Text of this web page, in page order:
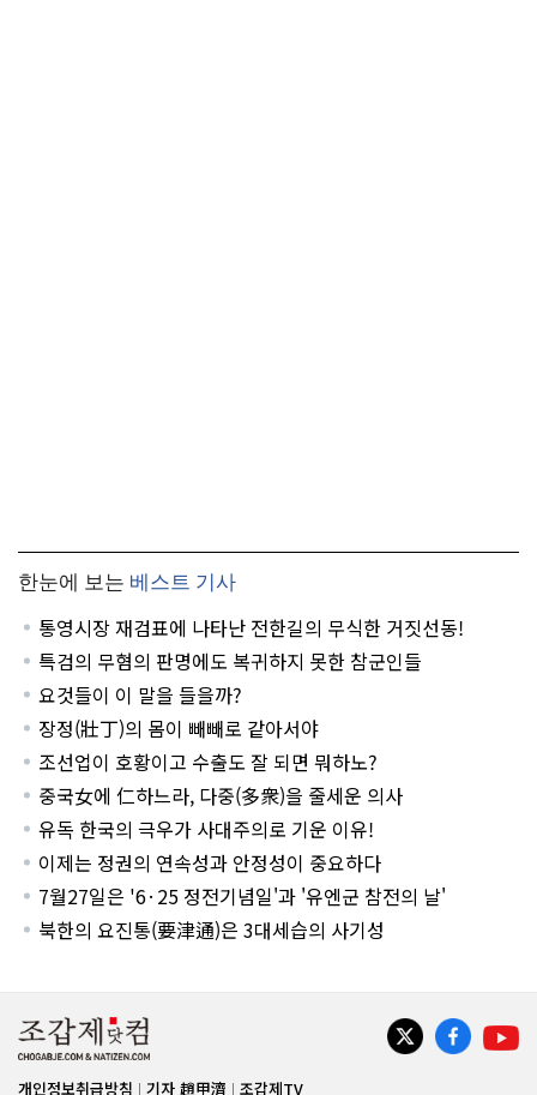
한눈에 보는 베스트 기사
통영시장 재검표에 나타난 전한길의 무식한 거짓선동!
특검의 무혐의 판명에도 복귀하지 못한 참군인들
요것들이 이 말을 들을까?
장정(壯丁)의 몸이 빼빼로 같아서야
조선업이 호황이고 수출도 잘 되면 뭐하노?
중국女에 仁하느라, 다중(多衆)을 줄세운 의사
유독 한국의 극우가 사대주의로 기운 이유!
이제는 정권의 연속성과 안정성이 중요하다
7월27일은 '6·25 정전기념일'과 '유엔군 참전의 날'
북한의 요진통(要津通)은 3대세습의 사기성
개인정보취급방침 기자 趙甲濟 조갑제TV